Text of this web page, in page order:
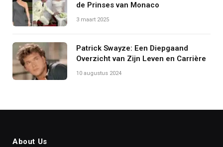
de Prinses van Monaco
3 maart 2025
Patrick Swayze: Een Diepgaand
Overzicht van Zijn Leven en Carrière
10 augustus 2024
About Us